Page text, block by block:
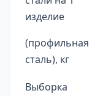
изделие
(профильная
сталь), кг
Выборка